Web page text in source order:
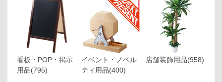
看板・POP・掲示
用品(795)
イベント・ノベル
ティ用品(400)
店舗装飾用品(958)